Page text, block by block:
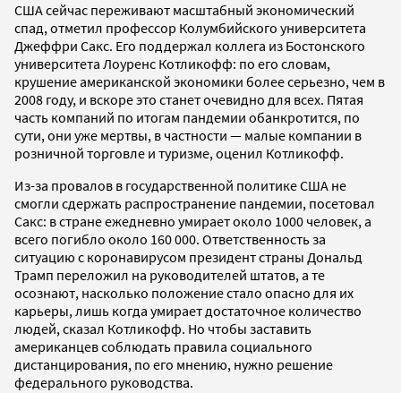
США сейчас переживают масштабный экономический
спад, отметил профессор Колумбийского университета
Джеффри Сакс. Его поддержал коллега из Бостонского
университета Лоуренс Котликофф: по его словам,
крушение американской экономики более серьезно, чем в
2008 году, и вскоре это станет очевидно для всех. Пятая
часть компаний по итогам пандемии обанкротится, по
сути, они уже мертвы, в частности — малые компании в
розничной торговле и туризме, оценил Котликофф.
Из-за провалов в государственной политике США не
смогли сдержать распространение пандемии, посетовал
Сакс: в стране ежедневно умирает около 1000 человек, а
всего погибло около 160 000. Ответственность за
ситуацию с коронавирусом президент страны Дональд
Трамп переложил на руководителей штатов, а те
осознают, насколько положение стало опасно для их
карьеры, лишь когда умирает достаточное количество
людей, сказал Котликофф. Но чтобы заставить
американцев соблюдать правила социального
дистанцирования, по его мнению, нужно решение
федерального руководства.